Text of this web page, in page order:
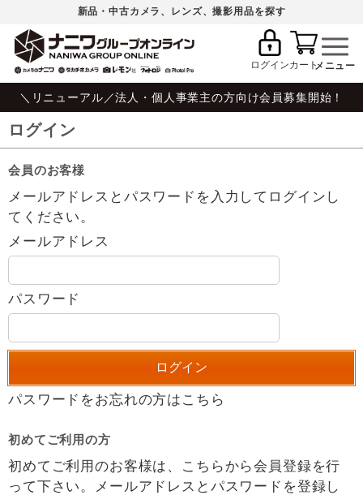
新品・中古カメラ、レンズ、撮影用品を探す
ログインカート
＼リニューアル／法人・個人事業主の方向け会員募集開始！
ログイン
会員のお客様
メールアドレスとパスワードを入力してログインし
てください。
メールアドレス
パスワード
パスワードをお忘れの方はこちら
初めてご利用の方
初めてご利用のお客様は、こちらから会員登録を行
って下さい。メールアドレスとパスワードを登録し